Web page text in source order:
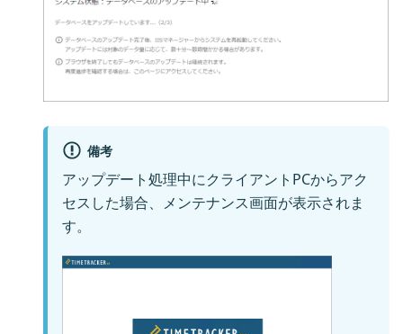
備考
アップデート処理中にクライアントPCからアク
セスした場合、メンテナンス画面が表示されま
す。